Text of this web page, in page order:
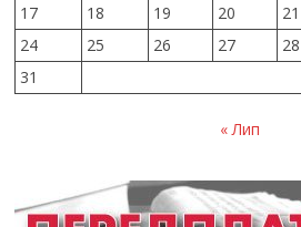
17
18 19 20 21
24
25 26 27 28
31
« Лип